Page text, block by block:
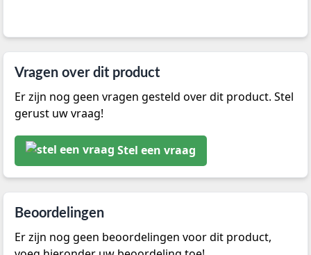
Vragen over dit product
Er zijn nog geen vragen gesteld over dit product. Stel
gerust uw vraag!
Stel een vraag
Beoordelingen
Er zijn nog geen beoordelingen voor dit product,